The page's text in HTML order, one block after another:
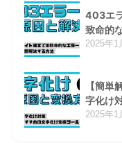
403エ
致命的
2025年1
【簡単
字化け
2025年1